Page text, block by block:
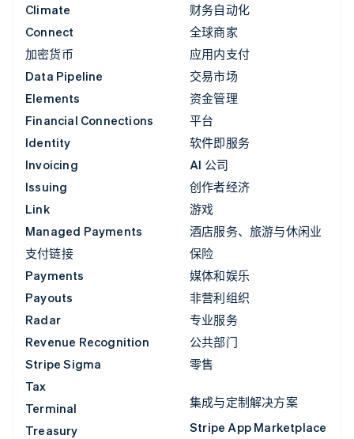
Climate
Connect
加密货币
Data Pipeline
Elements
Financial Connections
Identity
Invoicing
Issuing
Link
Managed Payments
支付链接
Payments
Payouts
Radar
Revenue Recognition
Stripe Sigma
Tax
Terminal
Treasury
财务自动化
全球商家
应用内支付
交易市场
资金管理
平台
软件即服务
AI 公司
创作者经济
游戏
酒店服务、旅游与休闲业
保险
媒体和娱乐
非营利组织
专业服务
公共部门
零售
集成与定制解决方案
Stripe App Marketplace